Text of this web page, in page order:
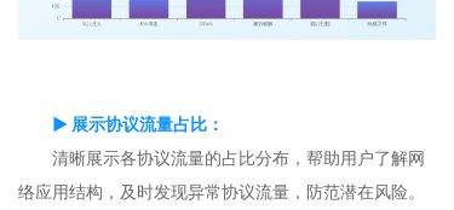
▶ 展示协议流量占比：
清晰展示各协议流量的占比分布，帮助用户了解网
络应用结构，及时发现异常协议流量，防范潜在风险。